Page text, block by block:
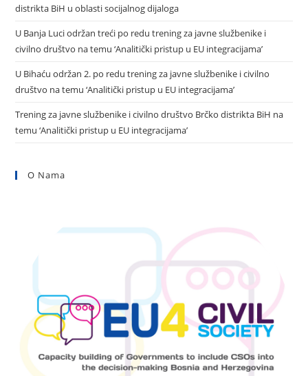
distrikta BiH u oblasti socijalnog dijaloga
U Banja Luci održan treći po redu trening za javne službenike i
civilno društvo na temu ‘Analitički pristup u EU integracijama’
U Bihaću održan 2. po redu trening za javne službenike i civilno
društvo na temu ‘Analitički pristup u EU integracijama’
Trening za javne službenike i civilno društvo Brčko distrikta BiH na
temu ‘Analitički pristup u EU integracijama’
O Nama